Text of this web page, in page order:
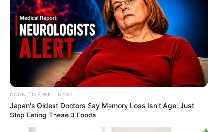
COGNITIVE WELLNESS
Japan's Oldest Doctors Say Me​mory Lo​ss Isn't Age: Just
Stop Eating These 3 Foods